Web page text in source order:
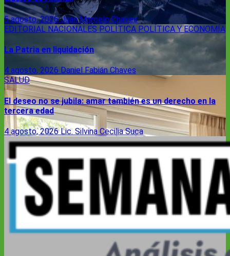
5 agosto, 2026Juan Marcelo Chaves
EDITORIAL NACIONALES POLÍTICA POLÍTICA Y ECONOMÍA
La Patria en liquidación
4 agosto, 2026 Daniel Fabián Chaves
SALUD
El deseo no se jubila: amar también es un derecho en la
tercera edad
4 agosto, 2026Lic. Silvina Cecilia Suca